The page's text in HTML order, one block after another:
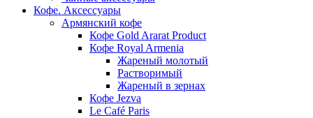
Кофе. Аксессуары
Армянский кофе
Кофе Gold Ararat Product
Кофе Royal Armenia
Жареный молотый
Растворимый
Жареный в зернах
Кофе Jezva
Le Café Paris